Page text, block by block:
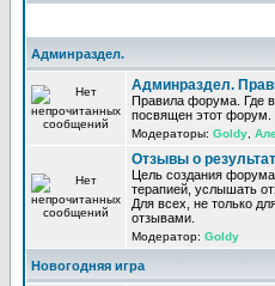
Админраздел.
Админраздел.
Правила форума. Где
посвящен этот форум.
Модераторы: Goldy
Отзывы о
Цель создания
терапией, услышать
Для всех, не только
отзывами.
Модератор: Goldy
Новогодняя игра